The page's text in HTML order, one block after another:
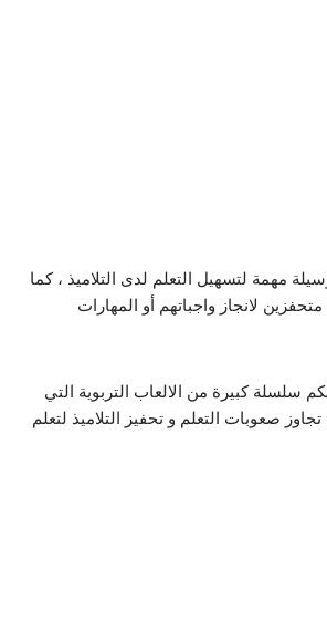
مهمة لتسهيل التعلم لدى التلاميذ ، كما
متحفزين لانجاز واجباتهم أو المهارات
سلسلة كبيرة من الالعاب التربوية التي
صعوبات التعلم و تحفيز التلاميذ لتعلم